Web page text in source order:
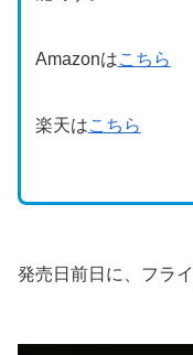
Amazonはこちら
楽天はこちら
発売日前日に、フラ